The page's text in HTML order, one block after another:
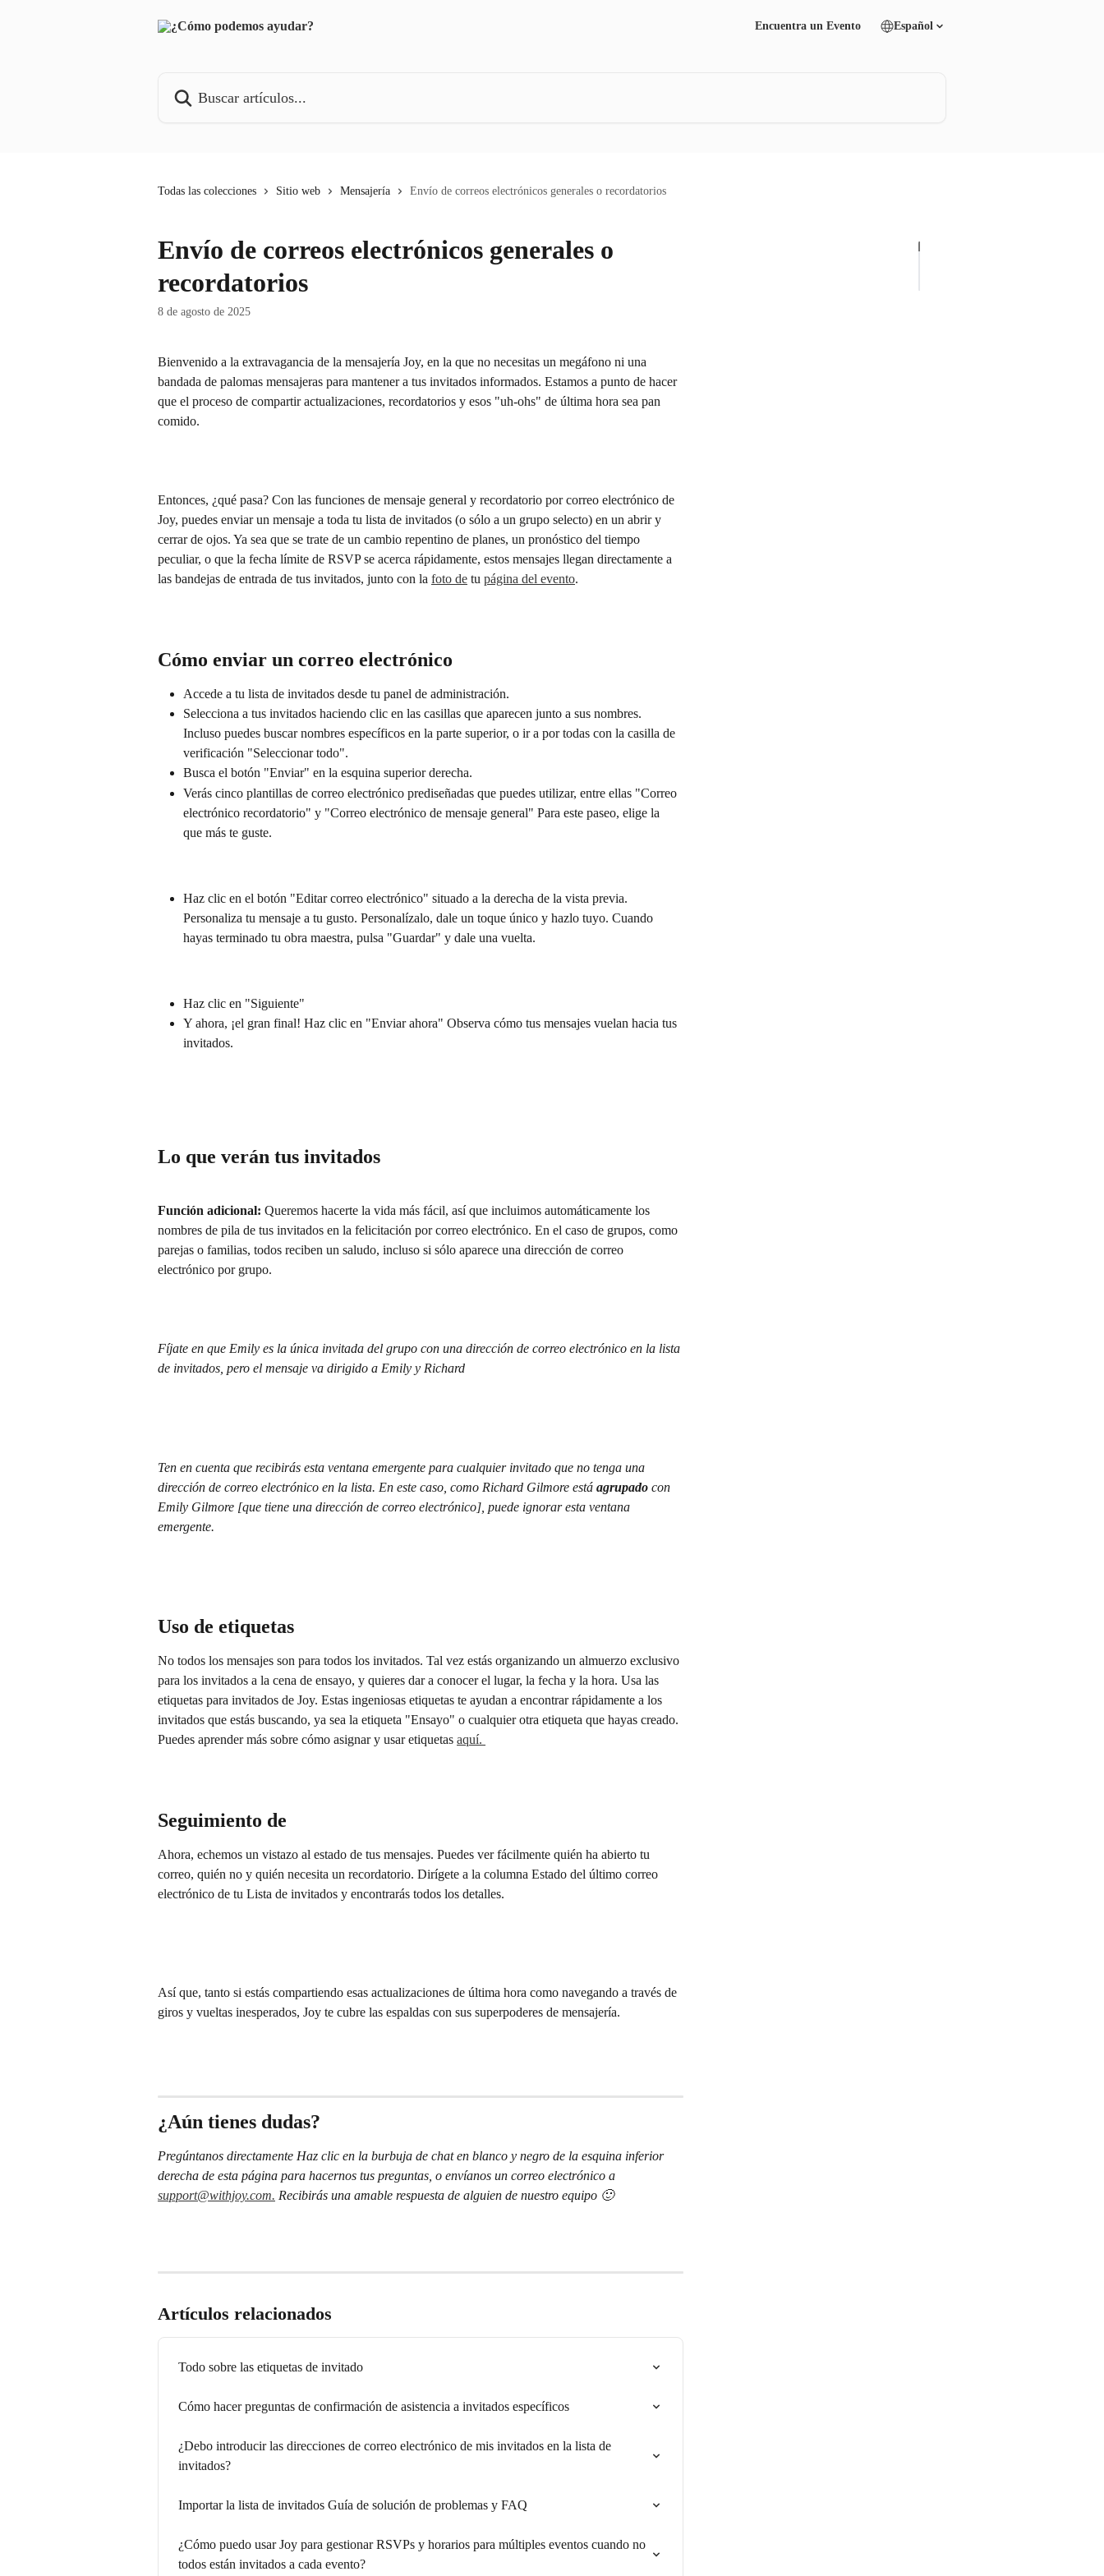
Encuentra un Evento Español
Todas las colecciones Sitio web Mensajería Envío de correos electrónicos generales o recordatorios
Envío de correos electrónicos generales o
recordatorios
8 de agosto de 2025
Bienvenido a la extravagancia de la mensajería Joy, en la que no necesitas un megáfono ni una
bandada de palomas mensajeras para mantener a tus invitados informados. Estamos a punto de hacer
que el proceso de compartir actualizaciones, recordatorios y esos "uh-ohs" de última hora sea pan
comido.
Entonces, ¿qué pasa? Con las funciones de mensaje general y recordatorio por correo electrónico de
Joy, puedes enviar un mensaje a toda tu lista de invitados (o sólo a un grupo selecto) en un abrir y
cerrar de ojos. Ya sea que se trate de un cambio repentino de planes, un pronóstico del tiempo
peculiar, o que la fecha límite de RSVP se acerca rápidamente, estos mensajes llegan directamente a
las bandejas de entrada de tus invitados, junto con la foto de tu página del evento.
Cómo enviar un correo electrónico
Accede a tu lista de invitados desde tu panel de administración.
Selecciona a tus invitados haciendo clic en las casillas que aparecen junto a sus nombres.
Incluso puedes buscar nombres específicos en la parte superior, o ir a por todas con la casilla de
verificación "Seleccionar todo".
Busca el botón "Enviar" en la esquina superior derecha.
Verás cinco plantillas de correo electrónico prediseñadas que puedes utilizar, entre ellas "Correo
electrónico recordatorio" y "Correo electrónico de mensaje general" Para este paseo, elige la
que más te guste.
Haz clic en el botón "Editar correo electrónico" situado a la derecha de la vista previa.
Personaliza tu mensaje a tu gusto. Personalízalo, dale un toque único y hazlo tuyo. Cuando
hayas terminado tu obra maestra, pulsa "Guardar" y dale una vuelta.
Haz clic en "Siguiente"
Y ahora, ¡el gran final! Haz clic en "Enviar ahora" Observa cómo tus mensajes vuelan hacia tus
invitados.
Lo que verán tus invitados
Función adicional: Queremos hacerte la vida más fácil, así que incluimos automáticamente los
nombres de pila de tus invitados en la felicitación por correo electrónico. En el caso de grupos, como
parejas o familias, todos reciben un saludo, incluso si sólo aparece una dirección de correo
electrónico por grupo.
Fíjate en que Emily es la única invitada del grupo con una dirección de correo electrónico en la lista
de invitados, pero el mensaje va dirigido a Emily y Richard
Ten en cuenta que recibirás esta ventana emergente para cualquier invitado que no tenga una
dirección de correo electrónico en la lista. En este caso, como Richard Gilmore está agrupado con
Emily Gilmore [que tiene una dirección de correo electrónico], puede ignorar esta ventana
emergente.
Uso de etiquetas
No todos los mensajes son para todos los invitados. Tal vez estás organizando un almuerzo exclusivo
para los invitados a la cena de ensayo, y quieres dar a conocer el lugar, la fecha y la hora. Usa las
etiquetas para invitados de Joy. Estas ingeniosas etiquetas te ayudan a encontrar rápidamente a los
invitados que estás buscando, ya sea la etiqueta "Ensayo" o cualquier otra etiqueta que hayas creado.
Puedes aprender más sobre cómo asignar y usar etiquetas aquí.
Seguimiento de
Ahora, echemos un vistazo al estado de tus mensajes. Puedes ver fácilmente quién ha abierto tu
correo, quién no y quién necesita un recordatorio. Dirígete a la columna Estado del último correo
electrónico de tu Lista de invitados y encontrarás todos los detalles.
Así que, tanto si estás compartiendo esas actualizaciones de última hora como navegando a través de
giros y vueltas inesperados, Joy te cubre las espaldas con sus superpoderes de mensajería.
¿Aún tienes dudas?
Pregúntanos directamente Haz clic en la burbuja de chat en blanco y negro de la esquina inferior
derecha de esta página para hacernos tus preguntas, o envíanos un correo electrónico a
support@withjoy.com. Recibirás una amable respuesta de alguien de nuestro equipo 🙂
Artículos relacionados
Todo sobre las etiquetas de invitado
Cómo hacer preguntas de confirmación de asistencia a invitados específicos
¿Debo introducir las direcciones de correo electrónico de mis invitados en la lista de
invitados?
Importar la lista de invitados Guía de solución de problemas y FAQ
¿Cómo puedo usar Joy para gestionar RSVPs y horarios para múltiples eventos cuando no
todos están invitados a cada evento?